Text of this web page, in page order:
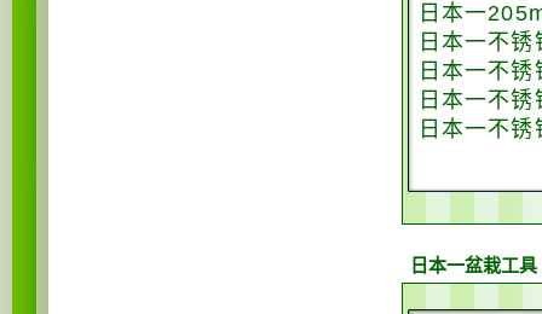
日本一
日本一不
日本一不
日本一不
日本一不
日本一盆栽工具